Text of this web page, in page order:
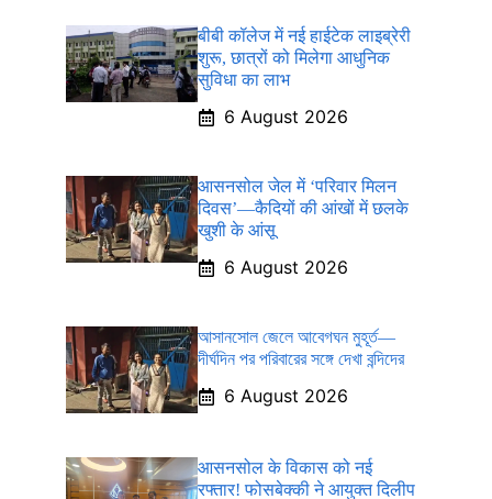
बीबी कॉलेज में नई हाईटेक लाइब्रेरी
शुरू, छात्रों को मिलेगा आधुनिक
सुविधा का लाभ
6 August 2026
आसनसोल जेल में ‘परिवार मिलन
दिवस’—कैदियों की आंखों में छलके
खुशी के आंसू
6 August 2026
আসানসোল জেলে আবেগঘন মুহূর্ত—
দীর্ঘদিন পর পরিবারের সঙ্গে দেখা বন্দিদের
6 August 2026
आसनसोल के विकास को नई
रफ्तार! फोसबेक्की ने आयुक्त दिलीप